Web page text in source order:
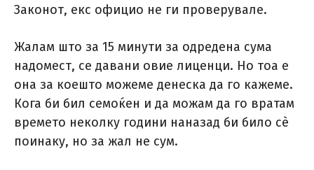
Законот, екс официо не ги проверувале.
Жалам што за 15 минути за одредена сума
надомест, се давани овие лиценци. Но тоа е
она за коешто можеме денеска да го кажеме.
Кога би бил семоќен и да можам да го вратам
времето неколку години наназад би било сѐ
поинаку, но за жал не сум.